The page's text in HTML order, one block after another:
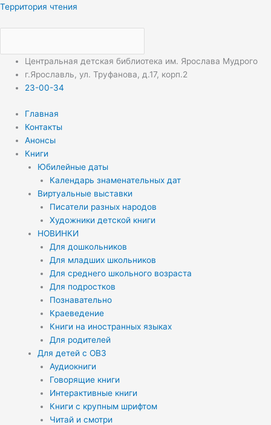
Перейти
Территория чтения
Центральная детская библиотека им. Ярослава Мудрого
г.Ярославль, ул. Труфанова, д.17, корп.2
23-00-34
Меню
Главная
Контакты
Анонсы
Книги
Юбилейные даты
Календарь знаменательных дат
Виртуальные выставки
Писатели разных народов
Художники детской книги
НОВИНКИ
Для дошкольников
Для младших школьников
Для среднего школьного возраста
Для подростков
Познавательно
Краеведение
Книги на иностранных языках
Для родителей
Для детей с ОВЗ
Аудиокниги
Говорящие книги
Интерактивные книги
Книги с крупным шрифтом
Читай и смотри
Меню